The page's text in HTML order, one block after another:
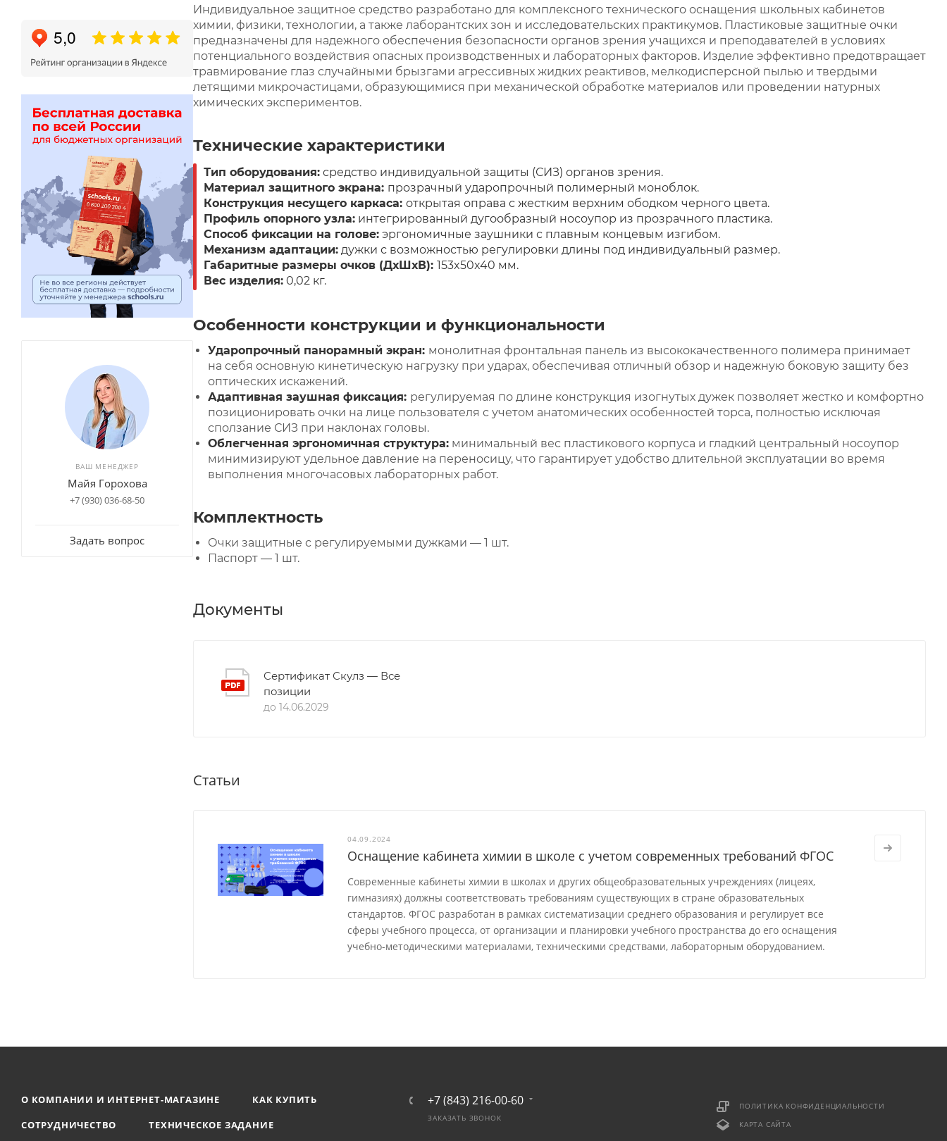
Индивидуальное защитное средство разработано для комплексного технического оснащения школьных кабинетов
химии, физики, технологии, а также лаборантских зон и исследовательских практикумов. Пластиковые защитные очки
предназначены для надежного обеспечения безопасности органов зрения учащихся и преподавателей в условиях
потенциального воздействия опасных производственных и лабораторных факторов. Изделие эффективно предотвращает
травмирование глаз случайными брызгами агрессивных жидких реактивов, мелкодисперсной пылью и твердыми
летящими микрочастицами, образующимися при механической обработке материалов или проведении натурных
химических экспериментов.
Технические характеристики
Тип оборудования: средство индивидуальной защиты (СИЗ) органов зрения.
Материал защитного экрана: прозрачный ударопрочный полимерный моноблок.
Конструкция несущего каркаса: открытая оправа с жестким верхним ободком черного цвета.
Профиль опорного узла: интегрированный дугообразный носоупор из прозрачного пластика.
Способ фиксации на голове: эргономичные заушники с плавным концевым изгибом.
Механизм адаптации: дужки с возможностью регулировки длины под индивидуальный размер.
Габаритные размеры очков (ДхШхВ): 153x50x40 мм.
Вес изделия: 0,02 кг.
Особенности конструкции и функциональности
Ударопрочный панорамный экран: монолитная фронтальная панель из высококачественного полимера принимает
на себя основную кинетическую нагрузку при ударах, обеспечивая отличный обзор и надежную боковую защиту без
оптических искажений.
Адаптивная заушная фиксация: регулируемая по длине конструкция изогнутых дужек позволяет жестко и комфортно
позиционировать очки на лице пользователя с учетом анатомических особенностей торса, полностью исключая
сползание СИЗ при наклонах головы.
Облегченная эргономичная структура: минимальный вес пластикового корпуса и гладкий центральный носоупор
минимизируют удельное давление на переносицу, что гарантирует удобство длительной эксплуатации во время
выполнения многочасовых лабораторных работ.
Комплектность
Очки защитные с регулируемыми дужками — 1 шт.
Паспорт — 1 шт.
Документы
Сертификат Скулз — Все
позиции
до 14.06.2029
Статьи
04.09.2024
Оснащение кабинета химии в школе с учетом современных требований ФГОС
Современные кабинеты химии в школах и других общеобразовательных учреждениях (лицеях,
гимназиях) должны соответствовать требованиям существующих в стране образовательных
стандартов. ФГОС разработан в рамках систематизации среднего образования и регулирует все
сферы учебного процесса, от организации и планировки учебного пространства до его оснащения
учебно-методическими материалами, техническими средствами, лабораторным оборудованием.
ВАШ МЕНЕДЖЕР
Майя Горохова
+7 (930) 036-68-50
Задать вопрос
О КОМПАНИИ И ИНТЕРНЕТ-МАГАЗИНЕ
КАК КУПИТЬ
СОТРУДНИЧЕСТВО
ТЕХНИЧЕСКОЕ ЗАДАНИЕ
+7 (843) 216-00-60
ЗАКАЗАТЬ ЗВОНОК
ПОЛИТИКА КОНФИДЕНЦИАЛЬНОСТИ
КАРТА САЙТА